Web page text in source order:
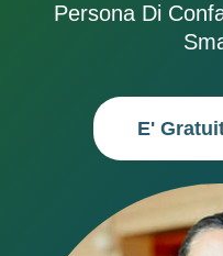
Persona Di
E'